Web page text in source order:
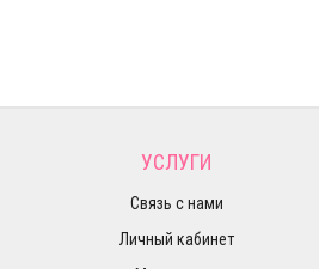
УСЛУГИ
Связь с нами
Личный кабинет